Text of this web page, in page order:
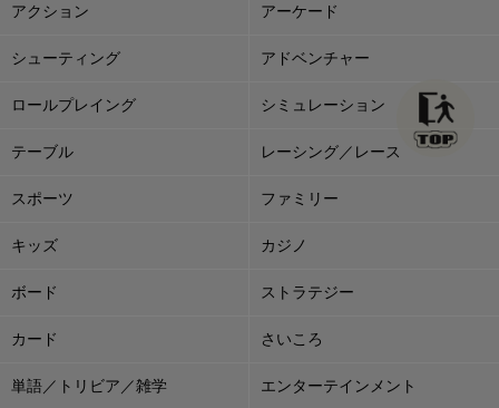
アクション アーケード
シューティング アドベンチャー
ロールプレイング シミュレーション
テーブル レーシング／レース
スポーツ ファミリー
キッズ カジノ
ボード ストラテジー
カード さいころ
単語／トリビア／雑学 エンターテインメント